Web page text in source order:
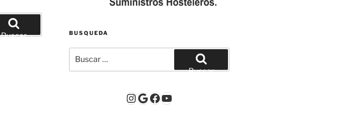
Buscar BUSQUEDA
por:
Buscar
Instagram
Google
Facebook
YouTube